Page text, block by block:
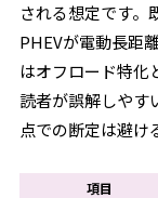
される想定です。
PHEVが電動長距
はオフロード特化
読者が誤解しやす
点での断定は避け
項目